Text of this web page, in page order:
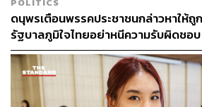
POLITICS
ดนุพรเตือนพรรคประชาชนกล่าวหาให้
รัฐบาลภูมิใจไทยอย่าหนีความรับผิดชอบ